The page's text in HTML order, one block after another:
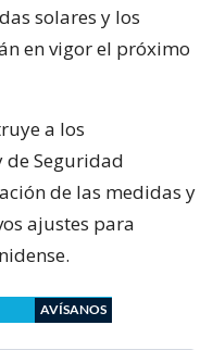
solares y los
en vigor el próximo
a los
de Seguridad
de las medidas y
ajustes para
AVÍSANOS